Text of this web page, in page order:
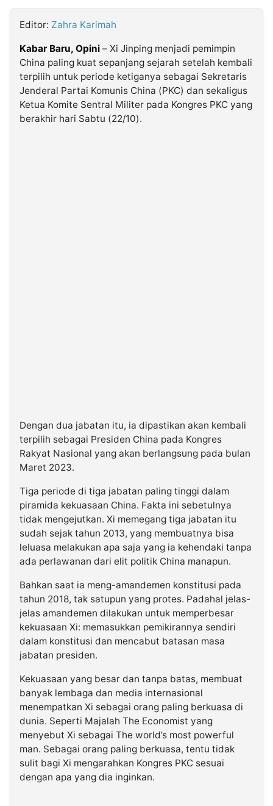
2026
Kabarbaru
Media
Holding
Editor: Zahra Karimah
Kabar Baru, Opini – Xi Jinping menjadi pemimpin
China paling kuat sepanjang sejarah setelah kembali
terpilih untuk periode ketiganya sebagai Sekretaris
Jenderal Partai Komunis China (PKC) dan sekaligus
Ketua Komite Sentral Militer pada Kongres PKC yang
berakhir hari Sabtu (22/10).
Dengan dua jabatan itu, ia dipastikan akan kembali
terpilih sebagai Presiden China pada Kongres
Rakyat Nasional yang akan berlangsung pada bulan
Maret 2023.
Tiga periode di tiga jabatan paling tinggi dalam
piramida kekuasaan China. Fakta ini sebetulnya
tidak mengejutkan. Xi memegang tiga jabatan itu
sudah sejak tahun 2013, yang membuatnya bisa
leluasa melakukan apa saja yang ia kehendaki tanpa
ada perlawanan dari elit politik China manapun.
Bahkan saat ia meng-amandemen konstitusi pada
tahun 2018, tak satupun yang protes. Padahal jelas-
jelas amandemen dilakukan untuk memperbesar
kekuasaan Xi: memasukkan pemikirannya sendiri
dalam konstitusi dan mencabut batasan masa
jabatan presiden.
Kekuasaan yang besar dan tanpa batas, membuat
banyak lembaga dan media internasional
menempatkan Xi sebagai orang paling berkuasa di
dunia. Seperti Majalah The Economist yang
menyebut Xi sebagai The world’s most powerful
man. Sebagai orang paling berkuasa, tentu tidak
sulit bagi Xi mengarahkan Kongres PKC sesuai
dengan apa yang dia inginkan.